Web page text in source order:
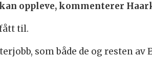
oppleve, kommenterer
til.
som både de og resten